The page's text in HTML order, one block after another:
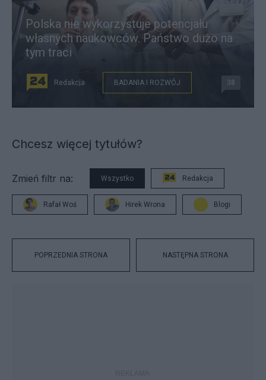
Polska nie wykorzystuje potencjału
własnych naukowców. Państwo dużo na
tym traci
Redakcja BADANIA I ROZWÓJ 38
Chcesz więcej tytułów?
Zmień filtr na: Wszystko Redakcja
Rafał Woś Hirek Wrona Blogi
POPRZEDNIA STRONA NASTĘPNA STRONA